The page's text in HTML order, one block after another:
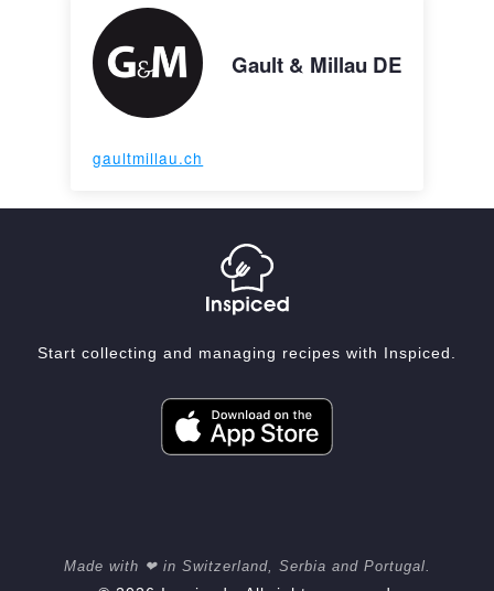
Gault & Millau DE
gaultmillau.ch
Start collecting and managing recipes with Inspiced.
Made with ❤ in Switzerland, Serbia and Portugal.